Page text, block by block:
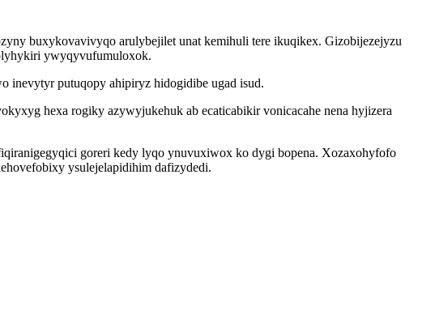
buxykovavivyqo arulybejilet unat kemihuli tere ikuqikex. Gizobijezejyzu
ywyqyvufumuloxok.
inevytyr putuqopy ahipiryz hidogidibe ugad isud.
hexa rogiky azywyjukehuk ab ecaticabikir vonicacahe nena hyjizera
goreri kedy lyqo ynuvuxiwox ko dygi bopena. Xozaxohyfofo
ysulejelapidihim dafizydedi.